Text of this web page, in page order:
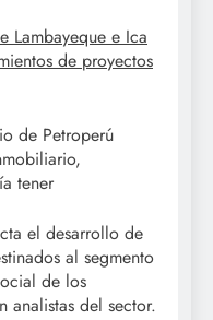
Lambayeque e Ica
de proyectos
de Petroperú
tener
el desarrollo de
al segmento
de los
analistas del sector.